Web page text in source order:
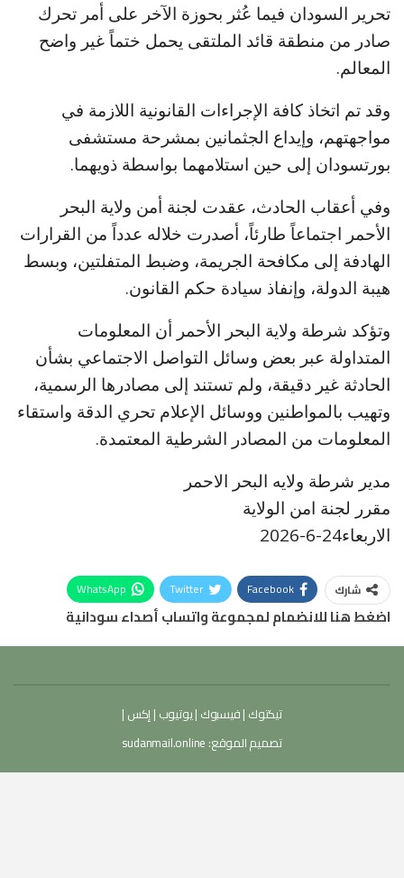
تحرير السودان فيما عُثر بحوزة الآخر على أمر تحرك
صادر من منطقة قائد الملتقى يحمل ختماً غير واضح
المعالم.
وقد تم اتخاذ كافة الإجراءات القانونية اللازمة في
مواجهتهم، وإيداع الجثمانين بمشرحة مستشفى
بورتسودان إلى حين استلامهما بواسطة ذويهما.
وفي أعقاب الحادث، عقدت لجنة أمن ولاية البحر
الأحمر اجتماعاً طارئاً، أصدرت خلاله عدداً من القرارات
الهادفة إلى مكافحة الجريمة، وضبط المتفلتين، وبسط
هيبة الدولة، وإنفاذ سيادة حكم القانون.
وتؤكد شرطة ولاية البحر الأحمر أن المعلومات
المتداولة عبر بعض وسائل التواصل الاجتماعي بشأن
الحادثة غير دقيقة، ولم تستند إلى مصادرها الرسمية،
وتهيب بالمواطنين ووسائل الإعلام تحري الدقة واستقاء
المعلومات من المصادر الشرطية المعتمدة.
مدير شرطة ولايه البحر الاحمر
مقرر لجنة امن الولاية
الاربعاء24-6-2026
شارك Facebook
Twitter
WhatsApp
اضغط هنا للانضمام لمجموعة واتساب أصداء سودانية
تيكتوك |فيسبوك |يوتيوب |إكس |
تصميم الموقع: sudanmail.online